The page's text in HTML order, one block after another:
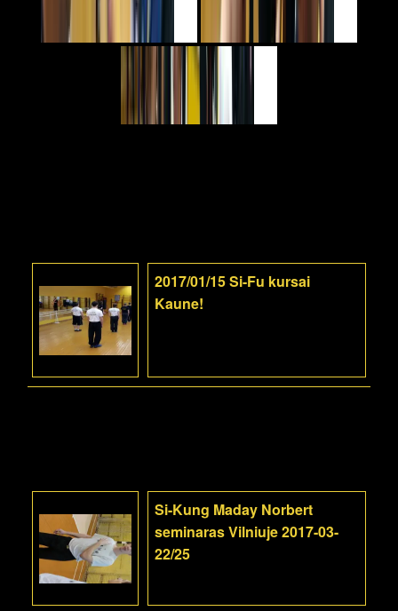
2017/01/15 Si-Fu kursai
Kaune!
Si-Kung Maday Norbert
seminaras Vilniuje 2017-03-
22/25